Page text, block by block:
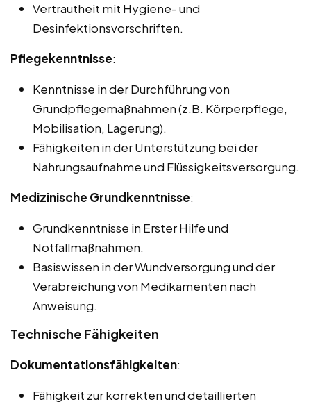
Vertrautheit mit Hygiene- und
Desinfektionsvorschriften.
Pflegekenntnisse:
Kenntnisse in der Durchführung von
Grundpflegemaßnahmen (z.B. Körperpflege,
Mobilisation, Lagerung).
Fähigkeiten in der Unterstützung bei der
Nahrungsaufnahme und Flüssigkeitsversorgung.
Medizinische Grundkenntnisse:
Grundkenntnisse in Erster Hilfe und
Notfallmaßnahmen.
Basiswissen in der Wundversorgung und der
Verabreichung von Medikamenten nach
Anweisung.
Technische Fähigkeiten
Dokumentationsfähigkeiten:
Fähigkeit zur korrekten und detaillierten